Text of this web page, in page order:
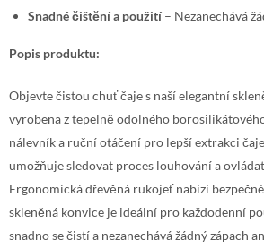
Snadné čištění a použití – Nezanechává
Popis produktu:
Objevte čistou chuť čaje s naší elegantní
vyrobena z tepelně odolného
nálevník a ruční otáčení pro lepší extrakci
umožňuje sledovat proces louhování a
Ergonomická dřevěná rukojeť nabízí
skleněná konvice je ideální pro každodenní
snadno se čistí a nezanechává žádný zápach